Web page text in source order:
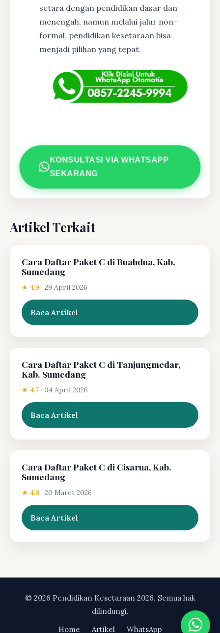
setara dengan pendidikan dasar dan
menengah, namun melalui jalur non-
formal, pendidikan kesetaraan bisa
menjadi pilihan yang tepat.
KONSULTASI VIA WHATSAPP
SEKARANG
Artikel Terkait
Cara Daftar Paket C di Buahdua, Kab.
Sumedang
★ 4.9 · 29 April 2026
Baca Artikel
Cara Daftar Paket C di Tanjungmedar,
Kab. Sumedang
★ 4.7 · 04 April 2026
Baca Artikel
Cara Daftar Paket C di Cisarua, Kab.
Sumedang
★ 4.8 · 20 Maret 2026
Baca Artikel
© 2026 Pendidikan Kesetaraan 2026. Semua hak
dilindungi.
Home
Artikel WhatsApp